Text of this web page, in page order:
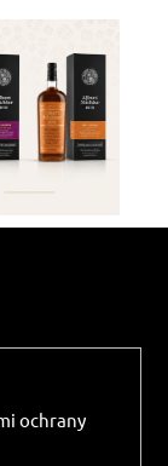
ochrany